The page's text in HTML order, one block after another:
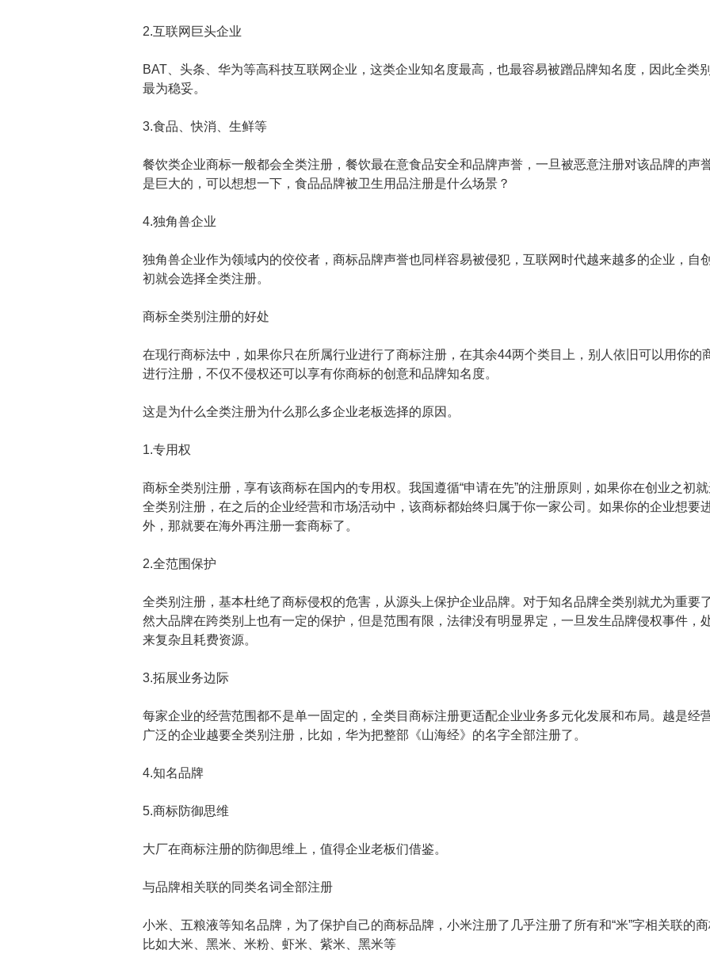
2.互联网巨头企业
BAT、头条、华为等高科技互联网企业，这类企业知名度最高，也最容易被蹭品牌知名度，因此全类
最为稳妥。
3.食品、快消、生鲜等
餐饮类企业商标一般都会全类注册，餐饮最在意食品安全和品牌声誉，一旦被恶意注册对该品牌的声
是巨大的，可以想想一下，食品品牌被卫生用品注册是什么场景？
4.独角兽企业
独角兽企业作为领域内的佼佼者，商标品牌声誉也同样容易被侵犯，互联网时代越来越多的企业，自
初就会选择全类注册。
商标全类别注册的好处
在现行商标法中，如果你只在所属行业进行了商标注册，在其余44两个类目上，别人依旧可以用你的
进行注册，不仅不侵权还可以享有你商标的创意和品牌知名度。
这是为什么全类注册为什么那么多企业老板选择的原因。
1.专用权
商标全类别注册，享有该商标在国内的专用权。我国遵循“申请在先”的注册原则，如果你在创业之初
全类别注册，在之后的企业经营和市场活动中，该商标都始终归属于你一家公司。如果你的企业想要
外，那就要在海外再注册一套商标了。
2.全范围保护
全类别注册，基本杜绝了商标侵权的危害，从源头上保护企业品牌。对于知名品牌全类别就尤为重要
然大品牌在跨类别上也有一定的保护，但是范围有限，法律没有明显界定，一旦发生品牌侵权事件，
来复杂且耗费资源。
3.拓展业务边际
每家企业的经营范围都不是单一固定的，全类目商标注册更适配企业业务多元化发展和布局。越是经
广泛的企业越要全类别注册，比如，华为把整部《山海经》的名字全部注册了。
4.知名品牌
5.商标防御思维
大厂在商标注册的防御思维上，值得企业老板们借鉴。
与品牌相关联的同类名词全部注册
小米、五粮液等知名品牌，为了保护自己的商标品牌，小米注册了几乎注册了所有和“米”字相关联的商
比如大米、黑米、米粉、虾米、紫米、黑米等